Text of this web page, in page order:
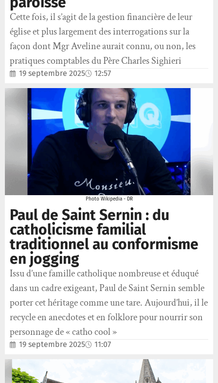
Cette fois, il s’agit de la gestion financière de leur
église et plus largement des interrogations sur la
façon dont Mgr Aveline aurait connu, ou non, les
pratiques comptables du Père Charles Sighieri
19 septembre 2025 12:57
Photo Wikipedia - DR
Paul de Saint Sernin : du
catholicisme familial
traditionnel au conformisme
en jogging
Issu d’une famille catholique nombreuse et éduqué
dans un cadre exigeant, Paul de Saint Sernin semble
porter cet héritage comme une tare. Aujourd’hui, il le
recycle en anecdotes et en folklore pour nourrir son
personnage de « catho cool »
19 septembre 2025 11:07